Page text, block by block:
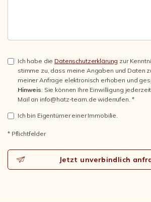
Ich habe die Datenschutzerklärung zur
stimme zu, dass meine Angaben und Daten
meiner Anfrage elektronisch erhoben und
Hinweis: Sie können Ihre Einwilligung
Mail an info@hatz-team.de widerrufen. *
Ich bin Eigentümer einer Immobilie.
* Pflichtfelder
Jetzt unverbindlich